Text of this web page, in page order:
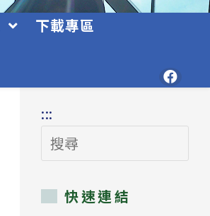
下載專區
:::
搜
尋
快速連結